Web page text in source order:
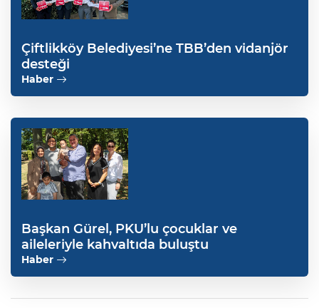
Çiftlikköy Belediyesi’ne TBB’den vidanjör
desteği
Haber
Başkan Gürel, PKU’lu çocuklar ve
aileleriyle kahvaltıda buluştu
Haber